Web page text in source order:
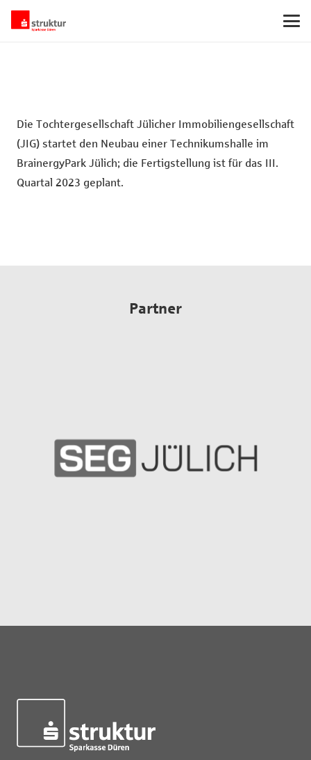
Die Tochtergesellschaft Jülicher Immobiliengesellschaft
(JIG) startet den Neubau einer Technikumshalle im
BrainergyPark Jülich; die Fertigstellung ist für das III.
Quartal 2023 geplant.
Partner